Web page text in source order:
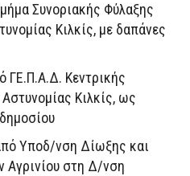
Συνοριακής Φύλαξης
Κιλκίς, με δαπάνες
ΓΕ.Π.Α.Δ. Κεντρικής
Κιλκίς, ως
Υποδ/νση Δίωξης και
Αγρινίου στη Δ/νση